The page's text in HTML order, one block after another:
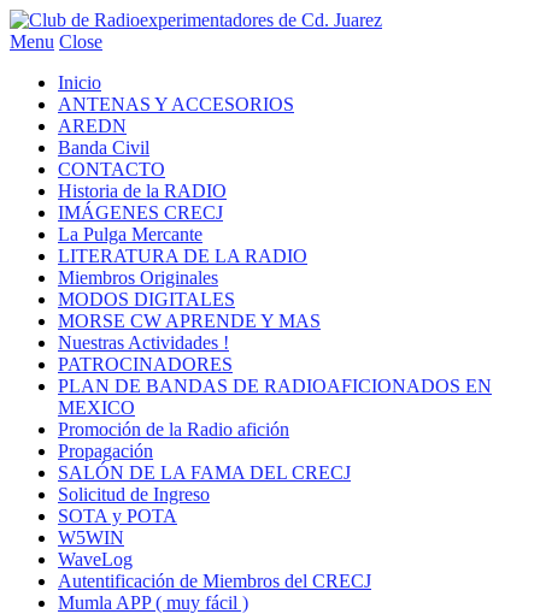
Menu Close
Inicio
ANTENAS Y ACCESORIOS
AREDN
Banda Civil
CONTACTO
Historia de la RADIO
IMÁGENES CRECJ
La Pulga Mercante
LITERATURA DE LA RADIO
Miembros Originales
MODOS DIGITALES
MORSE CW APRENDE Y MAS
Nuestras Actividades !
PATROCINADORES
PLAN DE BANDAS DE RADIOAFICIONADOS EN
MEXICO
Promoción de la Radio afición
Propagación
SALÓN DE LA FAMA DEL CRECJ
Solicitud de Ingreso
SOTA y POTA
W5WIN
WaveLog
Autentificación de Miembros del CRECJ
Mumla APP ( muy fácil )